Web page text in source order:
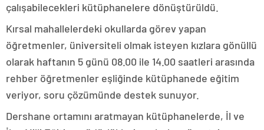
çalışabilecekleri kütüphanelere dönüştürüldü.
Kırsal mahallelerdeki okullarda görev yapan
öğretmenler, üniversiteli olmak isteyen kızlara gönüllü
olarak haftanın 5 günü 08.00 ile 14.00 saatleri arasında
rehber öğretmenler eşliğinde kütüphanede eğitim
veriyor, soru çözümünde destek sunuyor.
Dershane ortamını aratmayan kütüphanelerde, İl ve